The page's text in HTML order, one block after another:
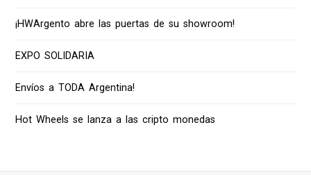
¡HWArgento abre las puertas de su showroom!
EXPO SOLIDARIA
Envíos a TODA Argentina!
Hot Wheels se lanza a las cripto monedas